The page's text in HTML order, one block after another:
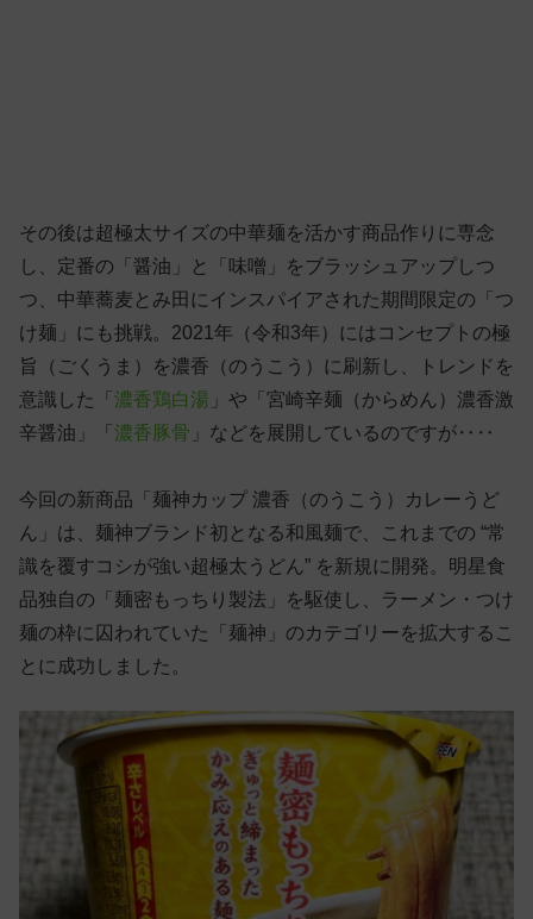
その後は超極太サイズの中華麺を活かす商品作りに専念
し、定番の「醤油」と「味噌」をブラッシュアップしつ
つ、中華蕎麦とみ田にインスパイアされた期間限定の「つ
け麺」にも挑戦。2021年（令和3年）にはコンセプトの極
旨（ごくうま）を濃香（のうこう）に刷新し、トレンドを
意識した「 濃香鶏白湯 」や「宮崎辛麺（からめん）濃香激
辛醤油」「 濃香豚骨 」などを展開しているのですが‥‥
今回の新商品「麺神カップ 濃香（のうこう）カレーうど
ん」は、麺神ブランド初となる和風麺で、これまでの “常
識を覆すコシが強い超極太うどん” を新規に開発。明星食
品独自の「麺密もっちり製法」を駆使し、ラーメン・つけ
麺の枠に囚われていた「麺神」のカテゴリーを拡大するこ
とに成功しました。